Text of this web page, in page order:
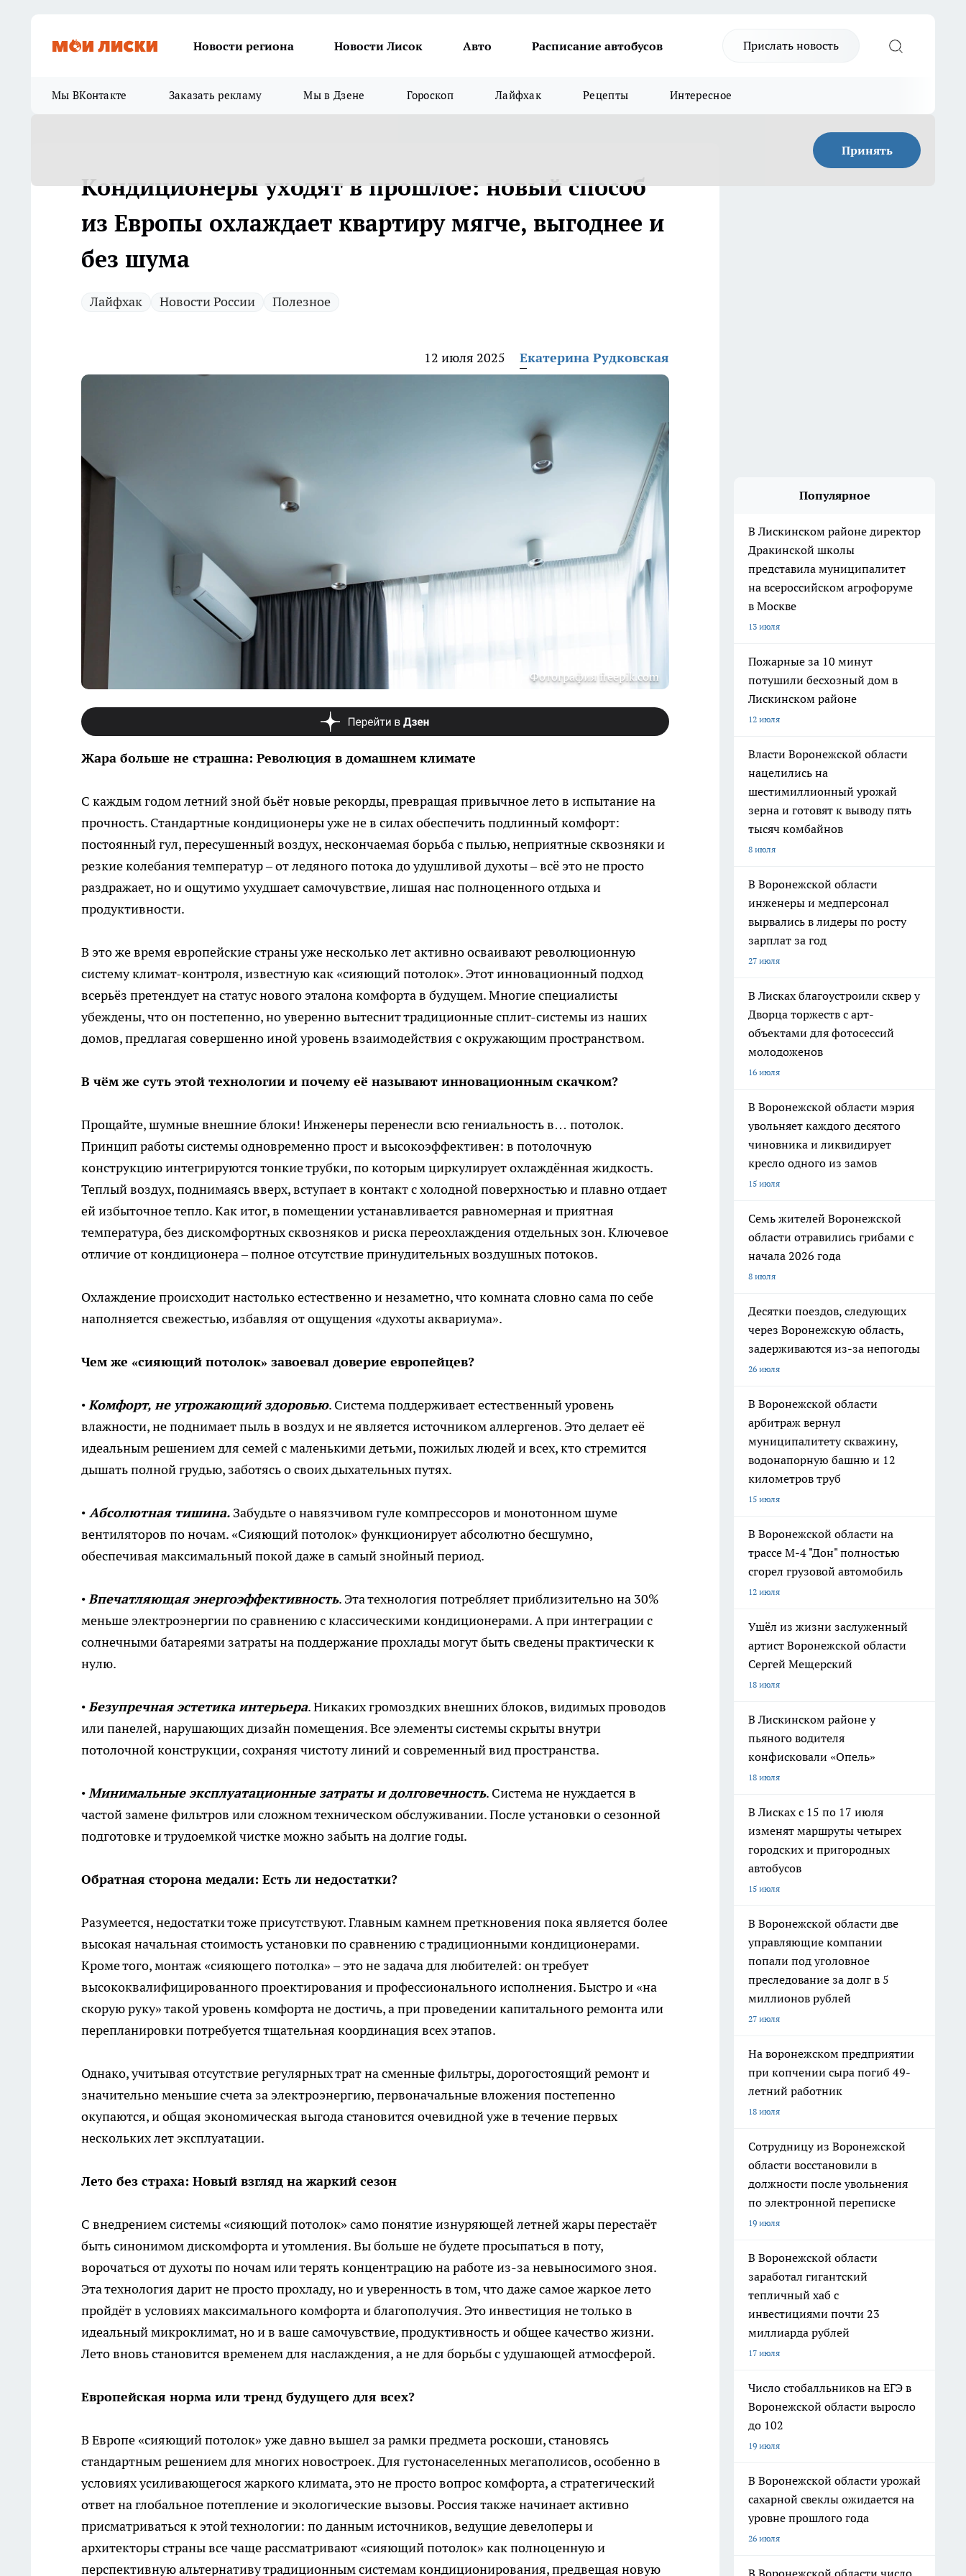
Новости региона Новости Лисок Авто Расписание автобусов Прислать новость
Мы ВКонтакте Заказать рекламу Мы в Дзене Гороскоп Лайфхак Рецепты Интересное
Принять
Кондиционеры уходят в прошлое: новый способ
из Европы охлаждает квартиру мягче, выгоднее и
без шума
Лайфхак Новости России Полезное
12 июля 2025 Екатерина Рудковская
Фотография freepik.com
Жара больше не страшна: Революция в домашнем климате
С каждым годом летний зной бьёт новые рекорды, превращая привычное лето в испытание на
прочность. Стандартные кондиционеры уже не в силах обеспечить подлинный комфорт:
постоянный гул, пересушенный воздух, нескончаемая борьба с пылью, неприятные сквозняки и
резкие колебания температур – от ледяного потока до удушливой духоты – всё это не просто
раздражает, но и ощутимо ухудшает самочувствие, лишая нас полноценного отдыха и
продуктивности.
В это же время европейские страны уже несколько лет активно осваивают революционную
систему климат-контроля, известную как «сияющий потолок». Этот инновационный подход
всерьёз претендует на статус нового эталона комфорта в будущем. Многие специалисты
убеждены, что он постепенно, но уверенно вытеснит традиционные сплит-системы из наших
домов, предлагая совершенно иной уровень взаимодействия с окружающим пространством.
В чём же суть этой технологии и почему её называют инновационным скачком?
Прощайте, шумные внешние блоки! Инженеры перенесли всю гениальность в… потолок.
Принцип работы системы одновременно прост и высокоэффективен: в потолочную
конструкцию интегрируются тонкие трубки, по которым циркулирует охлаждённая жидкость.
Теплый воздух, поднимаясь вверх, вступает в контакт с холодной поверхностью и плавно отдает
ей избыточное тепло. Как итог, в помещении устанавливается равномерная и приятная
температура, без дискомфортных сквозняков и риска переохлаждения отдельных зон. Ключевое
отличие от кондиционера – полное отсутствие принудительных воздушных потоков.
Охлаждение происходит настолько естественно и незаметно, что комната словно сама по себе
наполняется свежестью, избавляя от ощущения «духоты аквариума».
Чем же «сияющий потолок» завоевал доверие европейцев?
•Комфорт, не угрожающий здоровью. Система поддерживает естественный уровень
влажности, не поднимает пыль в воздух и не является источником аллергенов. Это делает её
идеальным решением для семей с маленькими детьми, пожилых людей и всех, кто стремится
дышать полной грудью, заботясь о своих дыхательных путях.
• Абсолютная тишина. Забудьте о навязчивом гуле компрессоров и монотонном шуме
вентиляторов по ночам. «Сияющий потолок» функционирует абсолютно бесшумно,
обеспечивая максимальный покой даже в самый знойный период.
•Впечатляющая энергоэффективность. Эта технология потребляет приблизительно на 30%
меньше электроэнергии по сравнению с классическими кондиционерами. А при интеграции с
солнечными батареями затраты на поддержание прохлады могут быть сведены практически к
нулю.
•Безупречная эстетика интерьера. Никаких громоздких внешних блоков, видимых проводов
или панелей, нарушающих дизайн помещения. Все элементы системы скрыты внутри
потолочной конструкции, сохраняя чистоту линий и современный вид пространства.
•Минимальные эксплуатационные затраты и долговечность. Система не нуждается в
частой замене фильтров или сложном техническом обслуживании. После установки о сезонной
подготовке и трудоемкой чистке можно забыть на долгие годы.
Обратная сторона медали: Есть ли недостатки?
Разумеется, недостатки тоже присутствуют. Главным камнем преткновения пока является более
высокая начальная стоимость установки по сравнению с традиционными кондиционерами.
Кроме того, монтаж «сияющего потолка» – это не задача для любителей: он требует
высококвалифицированного проектирования и профессионального исполнения. Быстро и «на
скорую руку» такой уровень комфорта не достичь, а при проведении капитального ремонта или
перепланировки потребуется тщательная координация всех этапов.
Однако, учитывая отсутствие регулярных трат на сменные фильтры, дорогостоящий ремонт и
значительно меньшие счета за электроэнергию, первоначальные вложения постепенно
окупаются, и общая экономическая выгода становится очевидной уже в течение первых
нескольких лет эксплуатации.
Лето без страха: Новый взгляд на жаркий сезон
С внедрением системы «сияющий потолок» само понятие изнуряющей летней жары перестаёт
быть синонимом дискомфорта и утомления. Вы больше не будете просыпаться в поту,
ворочаться от духоты по ночам или терять концентрацию на работе из-за невыносимого зноя.
Эта технология дарит не просто прохладу, но и уверенность в том, что даже самое жаркое лето
пройдёт в условиях максимального комфорта и благополучия. Это инвестиция не только в
идеальный микроклимат, но и в ваше самочувствие, продуктивность и общее качество жизни.
Лето вновь становится временем для наслаждения, а не для борьбы с удушающей атмосферой.
Европейская норма или тренд будущего для всех?
В Европе «сияющий потолок» уже давно вышел за рамки предмета роскоши, становясь
стандартным решением для многих новостроек. Для густонаселенных мегаполисов, особенно в
условиях усиливающегося жаркого климата, это не просто вопрос комфорта, а стратегический
ответ на глобальное потепление и экологические вызовы. Россия также начинает активно
присматриваться к этой технологии: по данным источников, ведущие девелоперы и
архитекторы страны все чаще рассматривают «сияющий потолок» как полноценную и
перспективную альтернативу традиционным системам кондиционирования, предвещая новую
Популярное
В Лискинском районе директор
Дракинской школы
представила муниципалитет
на всероссийском агрофоруме
в Москве
13 июля
Пожарные за 10 минут
потушили бесхозный дом в
Лискинском районе
12 июля
Власти Воронежской области
нацелились на
шестимиллионный урожай
зерна и готовят к выводу пять
тысяч комбайнов
8 июля
В Воронежской области
инженеры и медперсонал
вырвались в лидеры по росту
зарплат за год
27 июля
В Лисках благоустроили сквер у
Дворца торжеств с арт-
объектами для фотосессий
молодоженов
16 июля
В Воронежской области мэрия
увольняет каждого десятого
чиновника и ликвидирует
кресло одного из замов
15 июля
Семь жителей Воронежской
области отравились грибами с
начала 2026 года
8 июля
Десятки поездов, следующих
через Воронежскую область,
задерживаются из-за непогоды
26 июля
В Воронежской области
арбитраж вернул
муниципалитету скважину,
водонапорную башню и 12
километров труб
15 июля
В Воронежской области на
трассе М-4 "Дон" полностью
сгорел грузовой автомобиль
12 июля
Ушёл из жизни заслуженный
артист Воронежской области
Сергей Мещерский
18 июля
В Лискинском районе у
пьяного водителя
конфисковали «Опель»
18 июля
В Лисках с 15 по 17 июля
изменят маршруты четырех
городских и пригородных
автобусов
15 июля
В Воронежской области две
управляющие компании
попали под уголовное
преследование за долг в 5
миллионов рублей
27 июля
На воронежском предприятии
при копчении сыра погиб 49-
летний работник
18 июля
Сотрудницу из Воронежской
области восстановили в
должности после увольнения
по электронной переписке
19 июля
В Воронежской области
заработал гигантский
тепличный хаб с
инвестициями почти 23
миллиарда рублей
17 июля
Число стобалльников на ЕГЭ в
Воронежской области выросло
до 102
19 июля
В Воронежской области урожай
сахарной свеклы ожидается на
уровне прошлого года
26 июля
В Воронежской области число